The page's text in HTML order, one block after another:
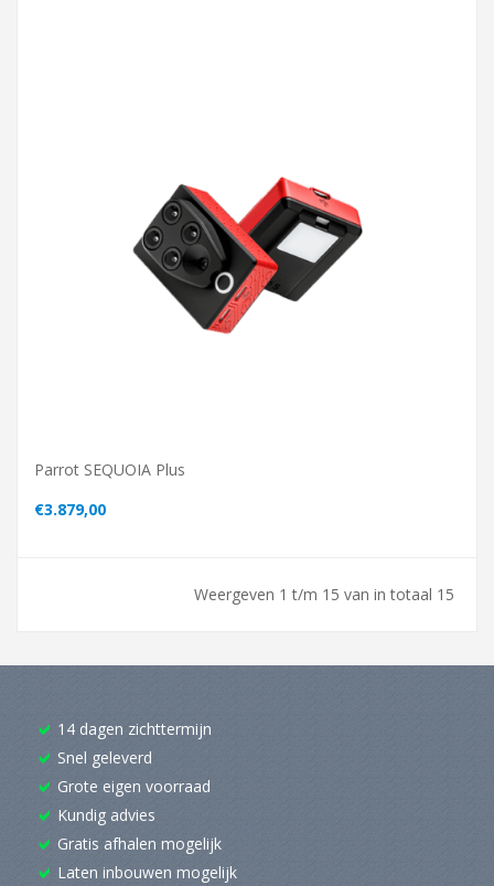
Parrot SEQUOIA Plus
€3.879,00
Weergeven 1 t/m 15 van in totaal 15
14 dagen zichttermijn
Snel geleverd
Grote eigen voorraad
Kundig advies
Gratis afhalen mogelijk
Laten inbouwen mogelijk